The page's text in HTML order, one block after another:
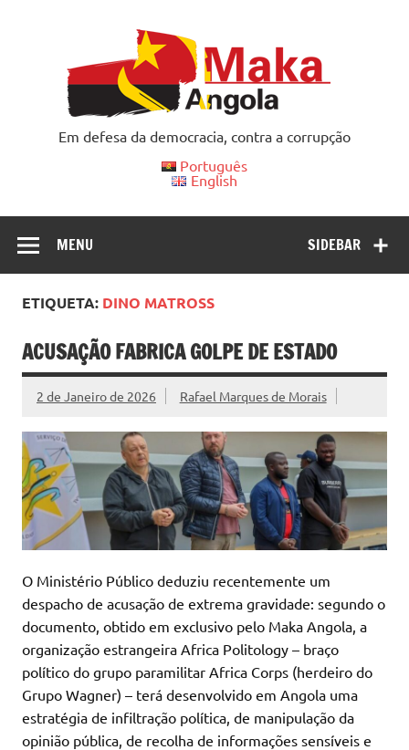
Em defesa da democracia, contra a corrupção
Português
English
SIDEBAR
MENU
ETIQUETA: DINO MATROSS
ACUSAÇÃO FABRICA GOLPE DE ESTADO
2 de Janeiro de 2026 Rafael Marques de Morais
O Ministério Público deduziu recentemente um
despacho de acusação de extrema gravidade: segundo o
documento, obtido em exclusivo pelo Maka Angola, a
organização estrangeira Africa Politology – braço
político do grupo paramilitar Africa Corps (herdeiro do
Grupo Wagner) – terá desenvolvido em Angola uma
estratégia de infiltração política, de manipulação da
opinião pública, de recolha de informações sensíveis e